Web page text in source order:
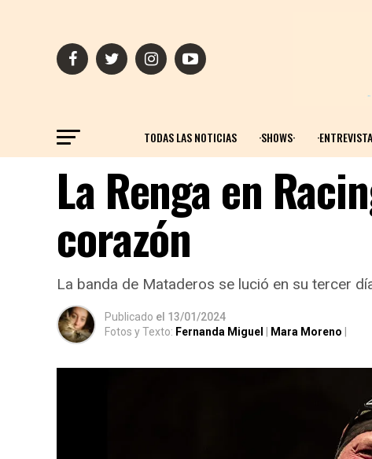
TODAS LAS NOTICIAS ·SHOWS·
La Renga en
corazón
La banda de Mataderos se lució en su tercer
Publicado el 13/01/2024
Fotos y Texto: Fernanda Miguel Mara Moreno